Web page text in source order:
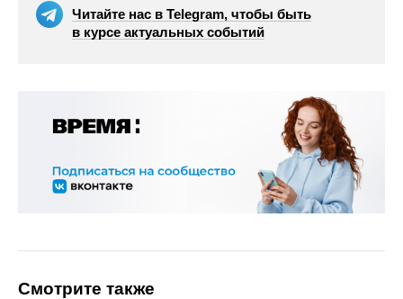
Читайте нас в Telegram, чтобы быть
в курсе актуальных событий
Смотрите также